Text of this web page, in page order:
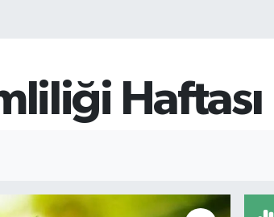
Haftası